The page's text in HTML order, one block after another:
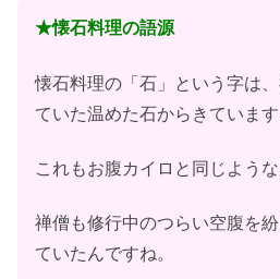
★懐石料理の語源
懐石料理の「石」という字は
ていた温めた石からきています
これもお腹カイロと同じような
禅僧も修行中のつらい空腹を
ていたんですね。